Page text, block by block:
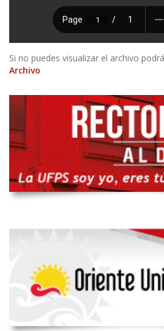
Si no puedes visualizar el archivo
Archivo